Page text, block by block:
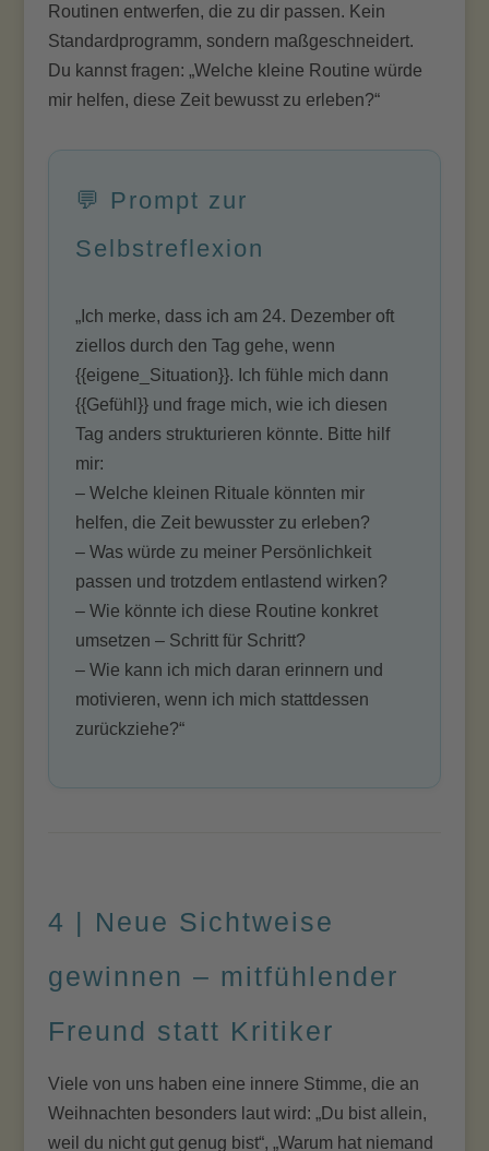
Routinen entwerfen, die zu dir passen. Kein
Standardprogramm, sondern maßgeschneidert.
Du kannst fragen: „Welche kleine Routine würde
mir helfen, diese Zeit bewusst zu erleben?“
💬 Prompt zur
Selbstreflexion
„Ich merke, dass ich am 24. Dezember oft
ziellos durch den Tag gehe, wenn
{{eigene_Situation}}. Ich fühle mich dann
{{Gefühl}} und frage mich, wie ich diesen
Tag anders strukturieren könnte. Bitte hilf
mir:
– Welche kleinen Rituale könnten mir
helfen, die Zeit bewusster zu erleben?
– Was würde zu meiner Persönlichkeit
passen und trotzdem entlastend wirken?
– Wie könnte ich diese Routine konkret
umsetzen – Schritt für Schritt?
– Wie kann ich mich daran erinnern und
motivieren, wenn ich mich stattdessen
zurückziehe?“
4 | Neue Sichtweise
gewinnen – mitfühlender
Freund statt Kritiker
Viele von uns haben eine innere Stimme, die an
Weihnachten besonders laut wird: „Du bist allein,
weil du nicht gut genug bist“, „Warum hat niemand